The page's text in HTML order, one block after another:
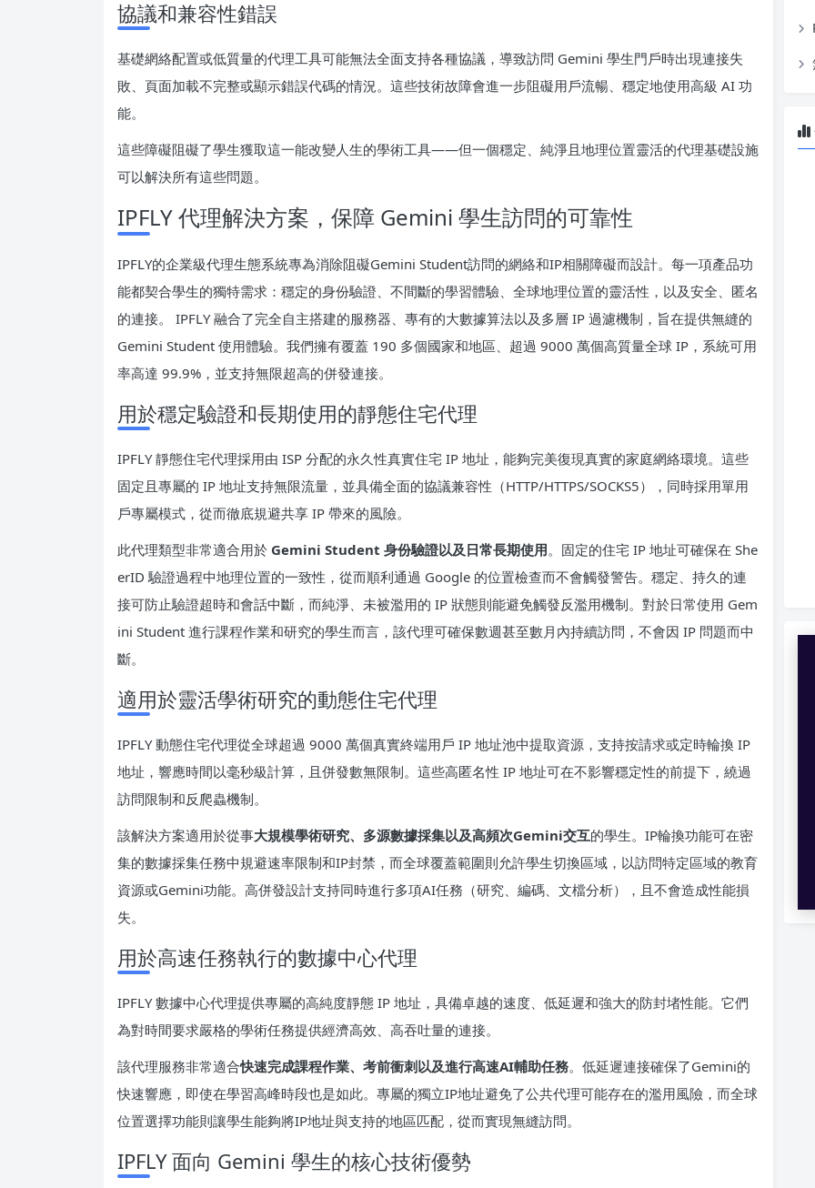
協議和兼容性錯誤
基礎網絡配置或低質量的代理工具可能無法全面支持各種協議，導致訪問 Gemini 學生門戶時出現連接失
敗、頁面加載不完整或顯示錯誤代碼的情況。這些技術故障會進一步阻礙用戶流暢、穩定地使用高級 AI 功
能。
這些障礙阻礙了學生獲取這一能改變人生的學術工具——但一個穩定、純淨且地理位置靈活的代理基礎設施
可以解決所有這些問題。
IPFLY 代理解決方案，保障 Gemini 學生訪問的可靠性
IPFLY的企業級代理生態系統專為消除阻礙Gemini Student訪問的網絡和IP相關障礙而設計。每一項產品功
能都契合學生的獨特需求：穩定的身份驗證、不間斷的學習體驗、全球地理位置的靈活性，以及安全、匿名
的連接。 IPFLY 融合了完全自主搭建的服務器、專有的大數據算法以及多層 IP 過濾機制，旨在提供無縫的
Gemini Student 使用體驗。我們擁有覆蓋 190 多個國家和地區、超過 9000 萬個高質量全球 IP，系統可用
率高達 99.9%，並支持無限超高的併發連接。
用於穩定驗證和長期使用的靜態住宅代理
IPFLY 靜態住宅代理採用由 ISP 分配的永久性真實住宅 IP 地址，能夠完美復現真實的家庭網絡環境。這些
固定且專屬的 IP 地址支持無限流量，並具備全面的協議兼容性（HTTP/HTTPS/SOCKS5），同時採用單用
戶專屬模式，從而徹底規避共享 IP 帶來的風險。
此代理類型非常適合用於 Gemini Student 身份驗證以及日常長期使用。固定的住宅 IP 地址可確保在 She
erID 驗證過程中地理位置的一致性，從而順利通過 Google 的位置檢查而不會觸發警告。穩定、持久的連
接可防止驗證超時和會話中斷，而純淨、未被濫用的 IP 狀態則能避免觸發反濫用機制。對於日常使用 Gem
ini Student 進行課程作業和研究的學生而言，該代理可確保數週甚至數月內持續訪問，不會因 IP 問題而中
斷。
適用於靈活學術研究的動態住宅代理
IPFLY 動態住宅代理從全球超過 9000 萬個真實終端用戶 IP 地址池中提取資源，支持按請求或定時輪換 IP
地址，響應時間以毫秒級計算，且併發數無限制。這些高匿名性 IP 地址可在不影響穩定性的前提下，繞過
訪問限制和反爬蟲機制。
該解決方案適用於從事大規模學術研究、多源數據採集以及高頻次Gemini交互的學生。IP輪換功能可在密
集的數據採集任務中規避速率限制和IP封禁，而全球覆蓋範圍則允許學生切換區域，以訪問特定區域的教育
資源或Gemini功能。高併發設計支持同時進行多項AI任務（研究、編碼、文檔分析），且不會造成性能損
失。
用於高速任務執行的數據中心代理
IPFLY 數據中心代理提供專屬的高純度靜態 IP 地址，具備卓越的速度、低延遲和強大的防封堵性能。它們
為對時間要求嚴格的學術任務提供經濟高效、高吞吐量的連接。
該代理服務非常適合快速完成課程作業、考前衝刺以及進行高速AI輔助任務。低延遲連接確保了Gemini的
快速響應，即使在學習高峰時段也是如此。專屬的獨立IP地址避免了公共代理可能存在的濫用風險，而全球
位置選擇功能則讓學生能夠將IP地址與支持的地區匹配，從而實現無縫訪問。
IPFLY 面向 Gemini 學生的核心技術優勢